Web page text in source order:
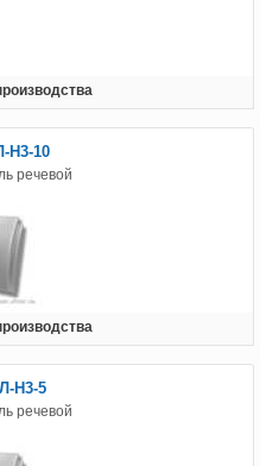
Н3-10
речевой
Н3-5
речевой